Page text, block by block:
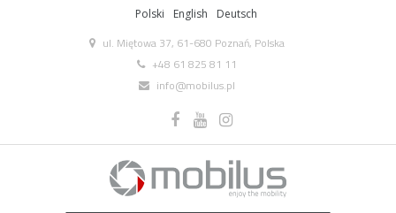
Polski English Deutsch
ul. Miętowa 37, 61-680 Poznań, Polska
+48 61 825 81 11
info@mobilus.pl